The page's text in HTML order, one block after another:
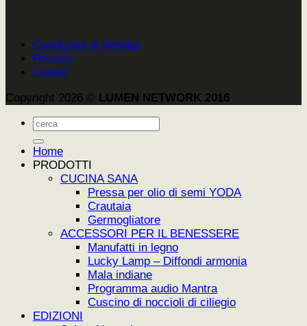
Condizioni di Vendita
Privacy
Cookie
Copyright 2026 © LUMEN NETWORK 2016
Cerca:
Home
PRODOTTI
CUCINA SANA
Pressa per olio di semi YODA
Crautaia
Germogliatore
ACCESSORI PER IL BENESSERE
Manufatti in legno
Lucky Lamp – Diffondi armonia
Mala indiane
Programma audio Mantra
Cuscino di noccioli di ciliegio
EDIZIONI